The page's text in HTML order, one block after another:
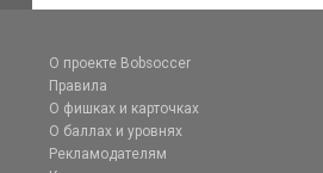
О проекте Bobsoccer
Правила
О фишках и карточках
О баллах и уровнях
Рекламодателям